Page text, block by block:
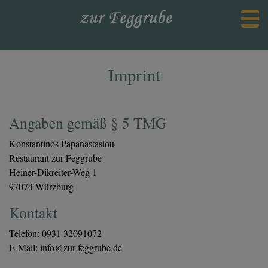
Imprint
Angaben gemäß § 5 TMG
Konstantinos Papanastasiou
Restaurant zur Feggrube
Heiner-Dikreiter-Weg 1
97074 Würzburg
Kontakt
Telefon: 0931 32091072
E-Mail: info@zur-feggrube.de